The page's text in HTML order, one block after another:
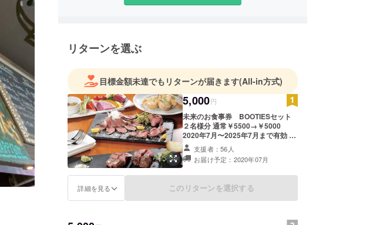
リターンを選ぶ
目標金額未達でもリターンが届きます(All-in方式)
5,000円
未来のお食事券 BOOTIESセット
２名様分 通常￥5500→￥5000
2020年7月〜2025年7月まで有効 初
めての方におすすめな ブーティーズ
の人気メニューが４品入ってます♪
・自家製ローストビーフ ・八丁味噌
を使ったバーニャカウダ ・氷温熟成
肉 赤牛のグリル ・北海道産ラク
レットチーズ＆バゲット
支援者：56人
お届け予定：2020年07月
詳細を見る このリターンを選択する